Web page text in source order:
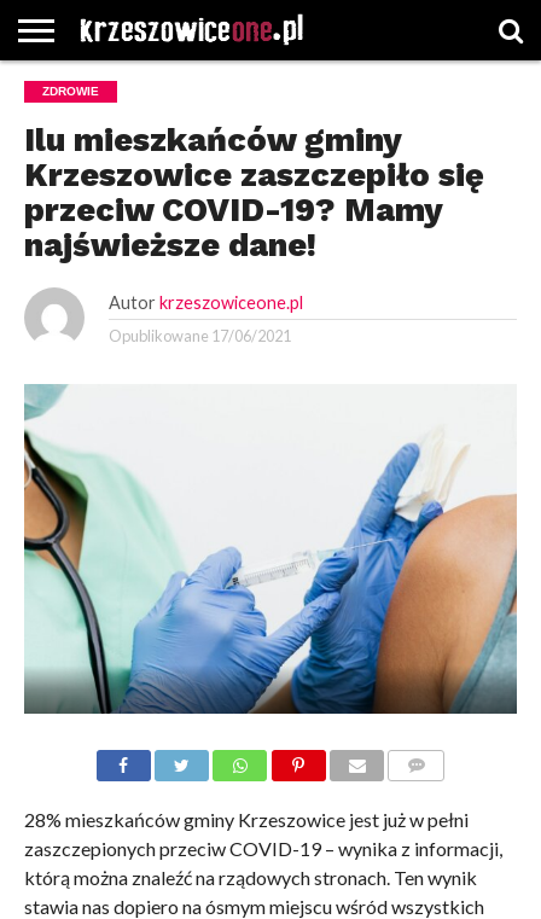
STRONA
GŁÓWNA
WYBORY
WYBIERZ
ROZKŁADY
GREGORCZYK
KONTAKT
ZDROWIE
Ilu mieszkańców gminy
Krzeszowice zaszczepiło się
przeciw COVID-19? Mamy
najświeższe dane!
Autor krzeszowiceone.pl
Opublikowane 17/06/2021
28% mieszkańców gminy Krzeszowice jest już w pełni
zaszczepionych przeciw COVID-19 – wynika z informacji,
którą można znaleźć na rządowych stronach. Ten wynik
stawia nas dopiero na ósmym miejscu wśród wszystkich